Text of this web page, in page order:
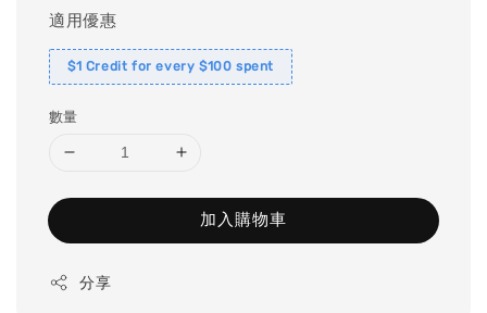
適用優惠
$1 Credit for every $100 spent
數量
加入購物車
分享